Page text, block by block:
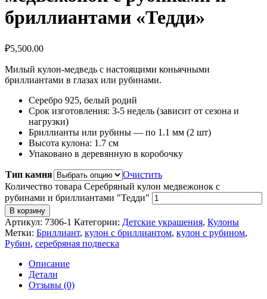
бриллиантами «Тедди»
₽5,500.00
Милый кулон-медведь с настоящими коньячными
бриллиантами в глазах или рубинами.
Серебро 925, белый родий
Срок изготовления: 3-5 недель (зависит от сезона и
нагрузки)
Бриллианты или рубины — по 1.1 мм (2 шт)
Высота кулона: 1.7 см
Упаковано в деревянную в коробочку
Тип камня
Очистить
Количество товара Серебряный кулон медвежонок с
рубинами и бриллиантами "Тедди"
В корзину
Артикул: 7306-1 Категории: Детские украшения, Кулоны
Метки: Бриллиант, кулон с бриллиантом, кулон с рубином,
Рубин, серебряная подвеска
Описание
Детали
Отзывы (0)